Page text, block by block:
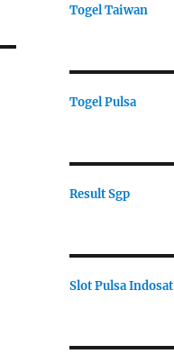
Togel Taiwan
Togel Pulsa
Result Sgp
Slot Pulsa Indosat